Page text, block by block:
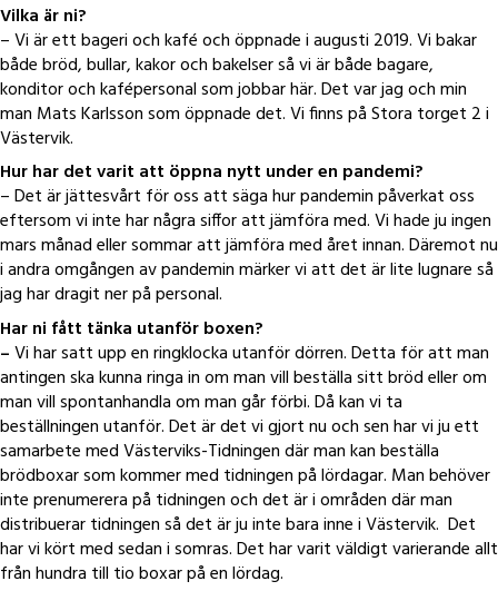
Vilka är ni?
– Vi är ett bageri och kafé och öppnade i augusti 2019. Vi bakar
både bröd, bullar, kakor och bakelser så vi är både bagare,
konditor och kafépersonal som jobbar här. Det var jag och min
man Mats Karlsson som öppnade det. Vi finns på Stora torget 2 i
Västervik.
Hur har det varit att öppna nytt under en pandemi?
– Det är jättesvårt för oss att säga hur pandemin påverkat oss
eftersom vi inte har några siffor att jämföra med. Vi hade ju ingen
mars månad eller sommar att jämföra med året innan. Däremot nu
i andra omgången av pandemin märker vi att det är lite lugnare så
jag har dragit ner på personal.
Har ni fått tänka utanför boxen?
–Vi har satt upp en ringklocka utanför dörren. Detta för att man
antingen ska kunna ringa in om man vill beställa sitt bröd eller om
man vill spontanhandla om man går förbi. Då kan vi ta
beställningen utanför. Det är det vi gjort nu och sen har vi ju ett
samarbete med Västerviks-Tidningen där man kan beställa
brödboxar som kommer med tidningen på lördagar. Man behöver
inte prenumerera på tidningen och det är i områden där man
distribuerar tidningen så det är ju inte bara inne i Västervik. Det
har vi kört med sedan i somras. Det har varit väldigt varierande allt
från hundra till tio boxar på en lördag.